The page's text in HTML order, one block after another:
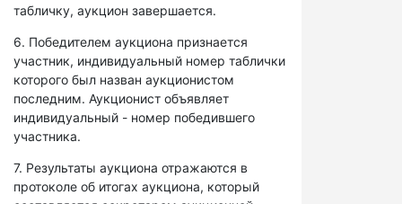
табличку, аукцион завершается.
6. Победителем аукциона признается
участник, индивидуальный номер таблички
которого был назван аукционистом
последним. Аукционист объявляет
индивидуальный - номер победившего
участника.
7. Результаты аукциона отражаются в
протоколе об итогах аукциона, который